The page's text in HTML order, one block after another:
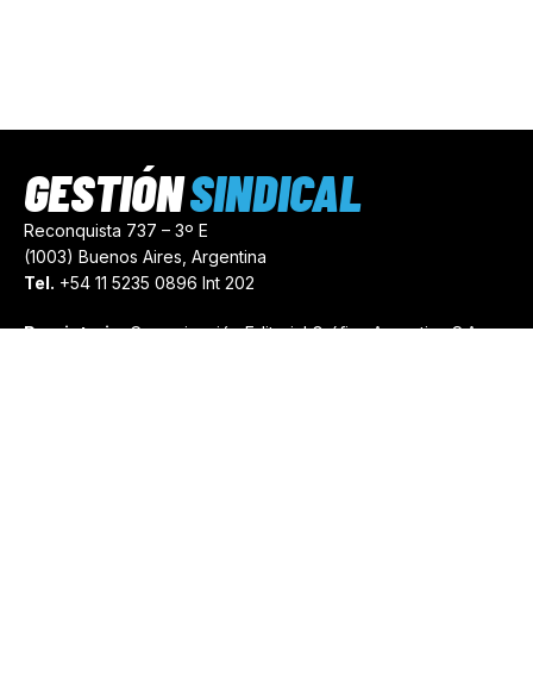
Reconquista 737 – 3º E
(1003) Buenos Aires, Argentina
Tel. +54 11 5235 0896 Int 202
Propietario:Comunicación Editorial Gráfica Argentina S.A.
GESTIÓNSINDICAL